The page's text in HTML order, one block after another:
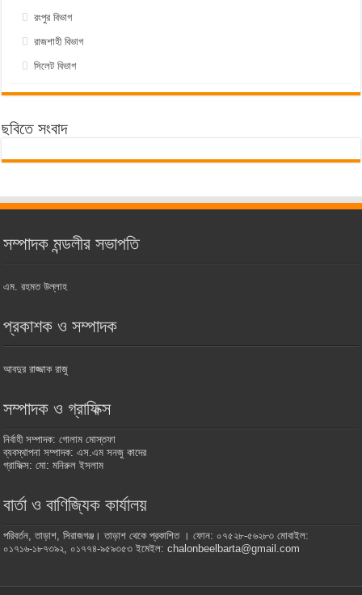
রংপুর বিভাগ
রাজশাহী বিভাগ
সিলেট বিভাগ
ছবিতে সংবাদ
সম্পাদক মন্ডলীর সভাপতি
এম. রহমত উল্লাহ
প্রকাশক ও সম্পাদক
আবদুর রাজ্জাক রাজু
সম্পাদক ও গ্রাফিক্স
নির্বাহী সম্পাদক: গোলাম মোস্তফা
ব্যবস্থাপনা সম্পাদক: এস.এম সনজু কাদের
গ্রাফিক্স: মো: মনিরুল ইসলাম
বার্তা ও বাণিজ্যিক কার্যালয়
পরিবর্তন, তাড়াশ, সিরাজগঞ্জ। তাড়াশ থেকে প্রকাশিত । ফোন: ০৭৫২৮-৫৬২৮৩ মোবাইল:
০১৭১৬-১৮৭৩৯২, ০১৭৭৪-৯৫৯৩৫৩ ইমেইল: chalonbeelbarta@gmail.com